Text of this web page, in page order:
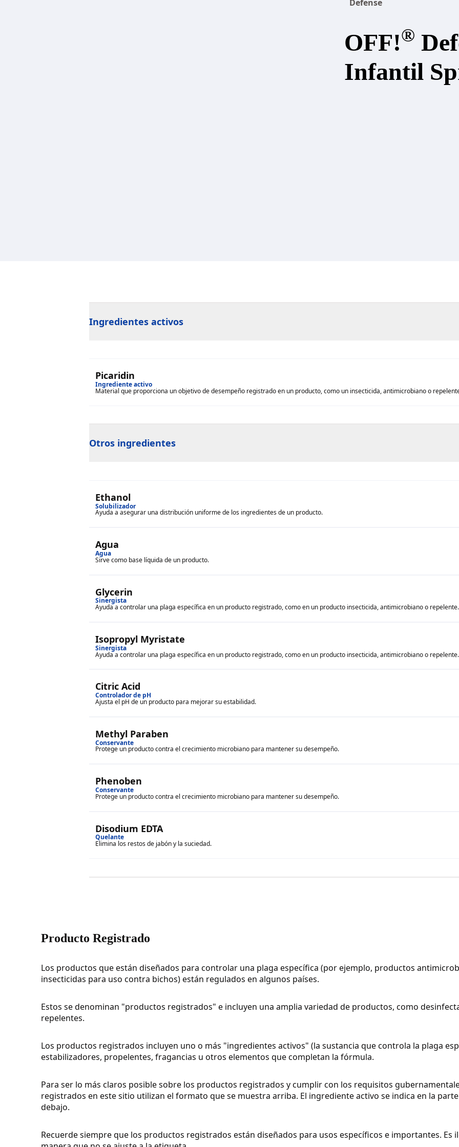
Defense
OFF!®
Infantil
Ingredientes activos
Picaridin
Ingrediente activo
Material que proporciona un objetivo de desempeño registrado en un producto, como un insecticida, antimicrobiano o
Otros ingredientes
Ethanol
Solubilizador
Ayuda a asegurar una distribución uniforme de los ingredientes de un producto.
Agua
Agua
Sirve como base líquida de un producto.
Glycerin
Sinergista
Ayuda a controlar una plaga específica en un producto registrado, como en un producto insecticida, antimicrobiano o repelente.
Isopropyl Myristate
Sinergista
Ayuda a controlar una plaga específica en un producto registrado, como en un producto insecticida, antimicrobiano o repelente.
Citric Acid
Controlador de pH
Ajusta el pH de un producto para mejorar su estabilidad.
Methyl Paraben
Conservante
Protege un producto contra el crecimiento microbiano para mantener su desempeño.
Phenoben
Conservante
Protege un producto contra el crecimiento microbiano para mantener su desempeño.
Disodium EDTA
Quelante
Elimina los restos de jabón y la suciedad.
Producto Registrado
Los productos que están diseñados para controlar una plaga específica (por ejemplo, productos
insecticidas para uso contra bichos) están regulados en algunos países.
Estos se denominan "productos registrados" e incluyen una amplia variedad de productos, como
repelentes.
Los productos registrados incluyen uno o más "ingredientes activos" (la sustancia que controla la plaga
estabilizadores, propelentes, fragancias u otros elementos que completan la fórmula.
Para ser lo más claros posible sobre los productos registrados y cumplir con los requisitos
registrados en este sitio utilizan el formato que se muestra arriba. El ingrediente activo se indica en la
debajo.
Recuerde siempre que los productos registrados están diseñados para usos específicos e importantes.